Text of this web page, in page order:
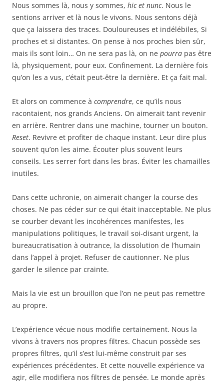
Nous sommes là, nous y sommes, hic et nunc. Nous le
sentions arriver et là nous le vivons. Nous sentons déjà
que ça laissera des traces. Douloureuses et indélébiles, Si
proches et si distantes. On pense à nos proches bien sûr,
mais ils sont loin… On ne sera pas là, on ne pourra pas être
là, physiquement, pour eux. Confinement. La dernière fois
qu’on les a vus, c’était peut-être la dernière. Et ça fait mal.
Et alors on commence à comprendre, ce qu’ils nous
racontaient, nos grands Anciens. On aimerait tant revenir
en arrière. Rentrer dans une machine, tourner un bouton.
Reset. Revivre et profiter de chaque instant. Leur dire plus
souvent qu’on les aime. Écouter plus souvent leurs
conseils. Les serrer fort dans les bras. Éviter les chamailles
inutiles.
Dans cette uchronie, on aimerait changer la course des
choses. Ne pas céder sur ce qui était inacceptable. Ne plus
se courber devant les incohérences manifestes, les
manipulations politiques, le travail soi-disant urgent, la
bureaucratisation à outrance, la dissolution de l’humain
dans l’appel à projet. Refuser de cautionner. Ne plus
garder le silence par crainte.
Mais la vie est un brouillon que l’on ne peut pas remettre
au propre.
L’expérience vécue nous modifie certainement. Nous la
vivons à travers nos propres filtres. Chacun possède ses
propres filtres, qu’il s’est lui-même construit par ses
expériences précédentes. Et cette nouvelle expérience va
agir, elle modifiera nos filtres de pensée. Le monde après